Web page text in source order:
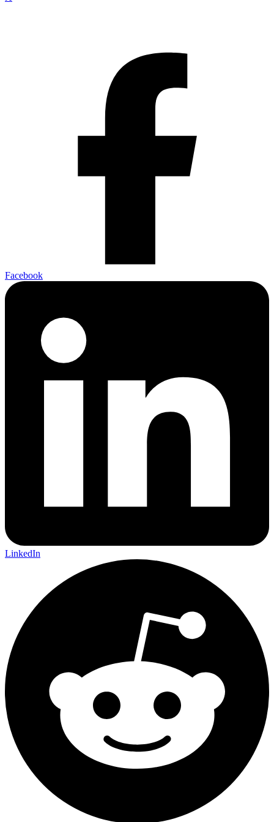
Facebook
LinkedIn